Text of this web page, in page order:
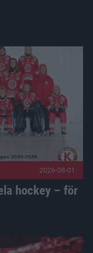
– för tjejer, av tjejer!
2026-08-01
hockey – för
2026-07-23